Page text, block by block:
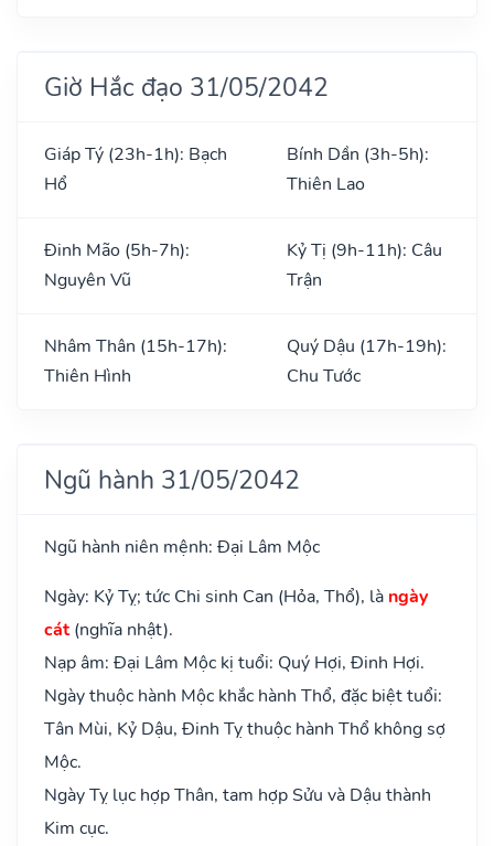
Giờ Hắc đạo 31/05/2042
Giáp Tý (23h-1h): Bạch
Hổ
Bính Dần (3h-5h):
Thiên Lao
Đinh Mão (5h-7h):
Nguyên Vũ
Kỷ Tị (9h-11h): Câu
Trận
Nhâm Thân (15h-17h):
Thiên Hình
Quý Dậu (17h-19h):
Chu Tước
Ngũ hành 31/05/2042
Ngũ hành niên mệnh: Đại Lâm Mộc
Ngày: Kỷ Tỵ; tức Chi sinh Can (Hỏa, Thổ), là ngày
cát(nghĩa nhật).
Nạp âm: Đại Lâm Mộc kị tuổi: Quý Hợi, Đinh Hợi.
Ngày thuộc hành Mộc khắc hành Thổ, đặc biệt tuổi:
Tân Mùi, Kỷ Dậu, Đinh Tỵ thuộc hành Thổ không sợ
Mộc.
Ngày Tỵ lục hợp Thân, tam hợp Sửu và Dậu thành
Kim cục.